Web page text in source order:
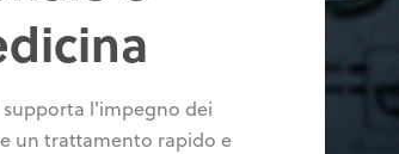
l'impegno dei
un trattamento rapido e